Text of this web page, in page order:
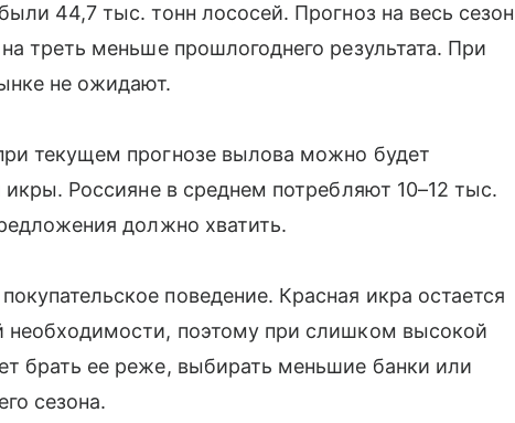
44,7 тыс. тонн лососей. Прогноз на весь сезон
треть меньше прошлогоднего результата. При
не ожидают.
текущем прогнозе вылова можно будет
икры. Россияне в среднем потребляют 10–12 тыс.
должно хватить.
поведение. Красная икра остается
необходимости, поэтому при слишком высокой
брать ее реже, выбирать меньшие банки или
сезона.